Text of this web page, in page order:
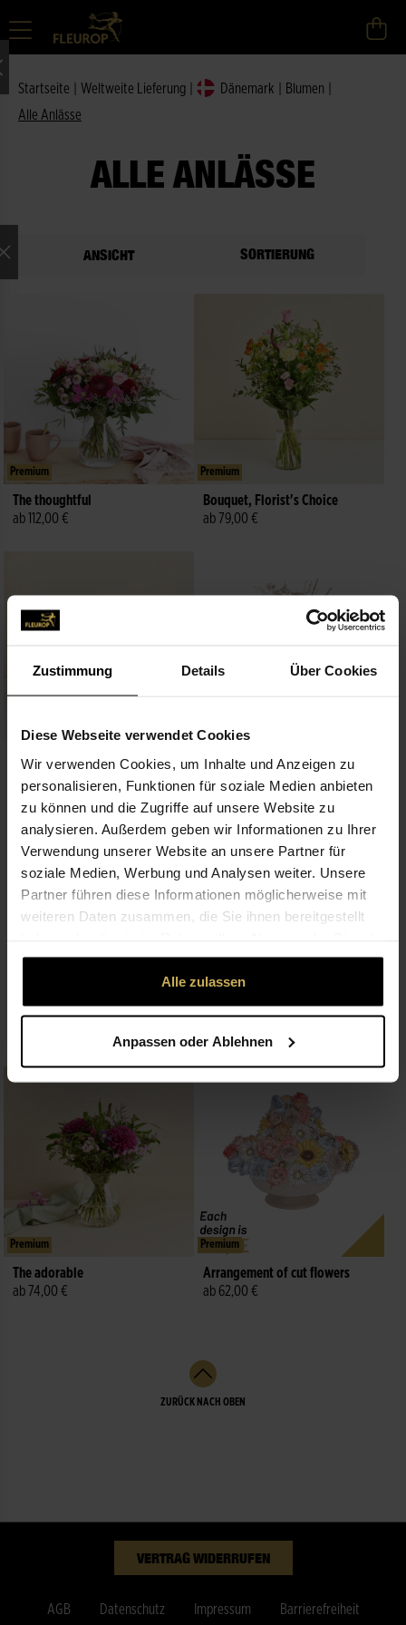
Zustimmung Details Über Cookies
Diese Webseite verwendet Cookies
Wir verwenden Cookies, um Inhalte und Anzeigen zu
personalisieren, Funktionen für soziale Medien anbieten
zu können und die Zugriffe auf unsere Website zu
analysieren. Außerdem geben wir Informationen zu Ihrer
Verwendung unserer Website an unsere Partner für
soziale Medien, Werbung und Analysen weiter. Unsere
Partner führen diese Informationen möglicherweise mit
weiteren Daten zusammen, die Sie ihnen bereitgestellt
gesammelt haben.
Alle zulassen
Anpassen oder Ablehnen
Startseite Weltweite Lieferung Dänemark Blumen
Alle Anlässe
ALLE ANLÄSSE
ANSICHT SORTIERUNG
Premium
The thoughtful
ab 112,00 €
Premium
Bouquet, Florist's Choice
ab 79,00 €
Premium
The one for the birthday
Premium
Bouquet of seasonal cut flowers
Single Flower
Single Rose
42,00 €
Premium
The adorable
ab 74,00 €
Premium
Arrangement of cut flowers
ab 62,00 €
ZURÜCK NACH OBEN
VERTRAG WIDERRUFEN
AGB Datenschutz Impressum Barrierefreiheit